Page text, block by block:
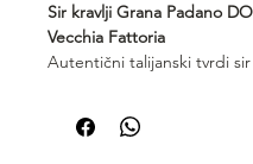
Sir kravlji Grana Padano
Vecchia Fattoria
Autentični talijanski tvrdi sir
trenutnu upotrebu. Grana
Vecchia Fattoria donosi